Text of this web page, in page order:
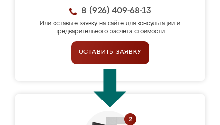
8 (926) 409-68-13
Или оставьте заявку на сайте для консультации и
предварительного расчёта стоимости.
ОСТАВИТЬ ЗАЯВКУ